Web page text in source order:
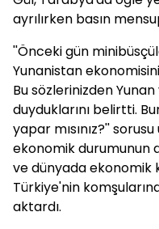
ayrılırken basın
''Önceki gün
Yunanistan
Bu sözlerinizden
duyduklarını belirtti.
yapar mısınız?''
ekonomik durumunun
ve dünyada ekonomik
Türkiye'nin
aktardı.